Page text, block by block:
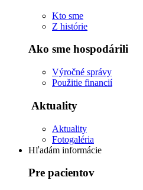
Kto sme
Z histórie
Ako sme hospodárili
Výročné správy
Použitie financií
Aktuality
Aktuality
Fotogaléria
Hľadám informácie
Pre pacientov